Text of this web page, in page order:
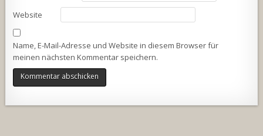
Website
Name, E-Mail-Adresse und Website in diesem Browser für
meinen nächsten Kommentar speichern.